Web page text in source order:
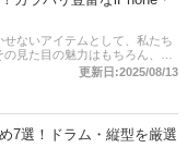
ないアイテムとして、私たち
見た目の魅力はもちろん、使
、選ぶ楽しみも一層です。こ
おすすめ商品を紹介します。
などの人気メーカーをはじ
半には、通販サイトの売れ筋
考にしてみてください。
更新日:2025/08/13
7選！ドラム・縦型を厳選